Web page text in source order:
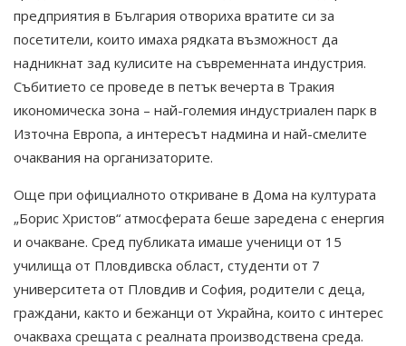
предприятия в България отвориха вратите си за
посетители, които имаха рядката възможност да
надникнат зад кулисите на съвременната индустрия.
Събитието се проведе в петък вечерта в Тракия
икономическа зона – най-големия индустриален парк в
Източна Европа, а интересът надмина и най-смелите
очаквания на организаторите.
Още при официалното откриване в Дома на културата
„Борис Христов“ атмосферата беше заредена с енергия
и очакване. Сред публиката имаше ученици от 15
училища от Пловдивска област, студенти от 7
университета от Пловдив и София, родители с деца,
граждани, както и бежанци от Украйна, които с интерес
очакваха срещата с реалната производствена среда.